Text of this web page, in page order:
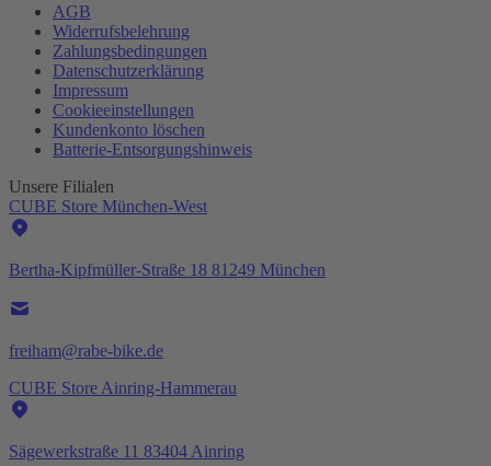
AGB
Widerrufsbelehrung
Zahlungsbedingungen
Datenschutzerklärung
Impressum
Cookieeinstellungen
Kundenkonto löschen
Batterie-Entsorgungshinweis
Unsere Filialen
CUBE Store München-West
Bertha-Kipfmüller-Straße 18 81249 München
freiham@rabe-bike.de
CUBE Store Ainring-Hammerau
Sägewerkstraße 11 83404 Ainring